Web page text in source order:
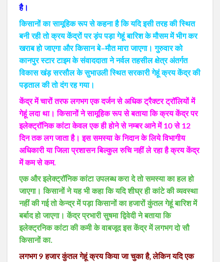
है।
किसानों का सामूहिक रूप से कहना है कि यदि इसी तरह की स्थित
बनी रही तो क्रय केंद्रों पर ड़ंप पड़ा गेहूं बारिश के मौसम में भीग कर
खराब हो जाएगा और किसान बे–मौत मारा जाएगा। गुरुवार को
कानपुर स्टार टाइम के संवाददाता ने नर्वल तहसील क्षेत्र अंतर्गत
विकास खंड़ सरसौल के सुभाउली स्थित सरकारी गेहूं क्रय केंद्र की
पड़ताल की तो दंग रह गया।
केंद्र में चारों तरफ लगभग एक दर्जन से अधिक ट्रैक्टर ट्रॉलियों में
गेहूं लदा था। किसानों ने सामूहिक रूप से बताया कि क्रय केंद्र पर
इलेक्ट्रॉनिक कांटा केवल एक ही होने से नम्बर आने में 10 से 12
दिन तक लग जाता है। इस समस्या के निदान के लिये विभागीय
अधिकारी या जिला प्रशासन बिल्कुल रुचि नहीं ले रहा है क्रय केंद्र
में कम से कम.
एक और इलेक्ट्रॉनिक कांटा उपलब्ध करा दे तो समस्या का हल हो
जाएगा। किसानों ने यह भी कहा कि यदि शीघ्र ही कांटे की व्यवस्था
नहीं की गई तो केन्द्र में पड़ा किसानों का हजारों कुंतल गेहूं बारिश में
बर्बाद हो जाएगा। केंद्र प्रभारी सुषमा द्विवेदी ने बताया कि
इलेक्ट्रनिक कांटा की कमी के वाबजूद इस केंद्र में लगभग दो सौ
किसानों का.
लगभग 9 हजार कुंतल गेहूं क्रय किया जा चुका है‚ लेकिन यदि एक